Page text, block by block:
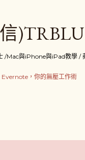
/Mac與iPhone與iPad教學 /
Evernote，你的無壓工作術